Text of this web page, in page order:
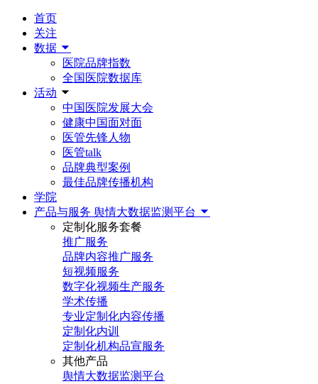
首页
关注
数据
医院品牌指数
全国医院数据库
活动
中国医院发展大会
健康中国面对面
医管先锋人物
医管talk
品牌典型案例
最佳品牌传播机构
学院
产品与服务 舆情大数据监测平台
定制化服务套餐
推广服务
品牌内容推广服务
短视频服务
数字化视频生产服务
学术传播
专业定制化内容传播
定制化内训
定制化机构品宣服务
其他产品
舆情大数据监测平台